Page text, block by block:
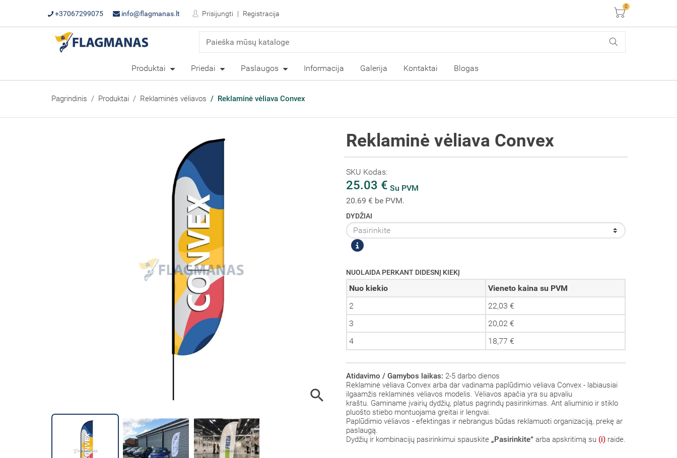
+37067299075 info@flagmanas.lt Prisijungti Registracija Krepšelis
0
Produktai Priedai Paslaugos Informacija Galerija Kontaktai Blogas
Pagrindinis Produktai Reklaminės vėliavos Reklaminė vėliava Convex

Reklaminė vėliava Convex
SKU Kodas:
25.03 € Su PVM
20.69 € be PVM.
DYDŽIAI
NUOLAIDA PERKANT DIDESNĮ KIEKĮ
Nuo kiekio
Vieneto kaina su PVM
2
22,03 €
3
20,02 €
4
18,77 €
Atidavimo / Gamybos laikas: 2-5 darbo dienos
Reklaminė vėliava Convex arba dar vadinama paplūdimio vėliava Convex - labiausiai
ilgaamžis reklaminės vėliavos modelis. Vėliavos apačia yra su apvaliu
kraštu. Gaminame įvairių dydžių, platus pagrindų pasirinkimas. Ant aliuminio ir stiklo
pluošto stiebo montuojama greitai ir lengvai.
Paplūdimio vėliavos - efektingas ir nebrangus būdas reklamuoti organizaciją, prekę ar
paslaugą.
Dydžių ir kombinacijų pasirinkimui spauskite „Pasirinkite“ arba apskritimą su (i) raide.